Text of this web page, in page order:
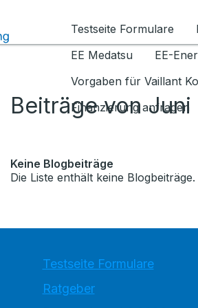
Testseite Formulare
EE Medatsu
EE-
Vorgaben für Vaillant
Finanzierung anfragen
Beiträge von
Keine Blogbeiträge
Die Liste enthält keine Blogbeiträge.
Testseite Formulare
Ratgeber